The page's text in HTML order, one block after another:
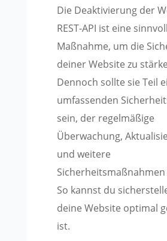
Die Deaktivierung der
REST-API ist eine
Maßnahme, um die
deiner Website zu
Dennoch sollte sie Teil
umfassenden
sein, der regelmäßige
Überwachung,
und weitere
So kannst du
deine Website optimal
ist.